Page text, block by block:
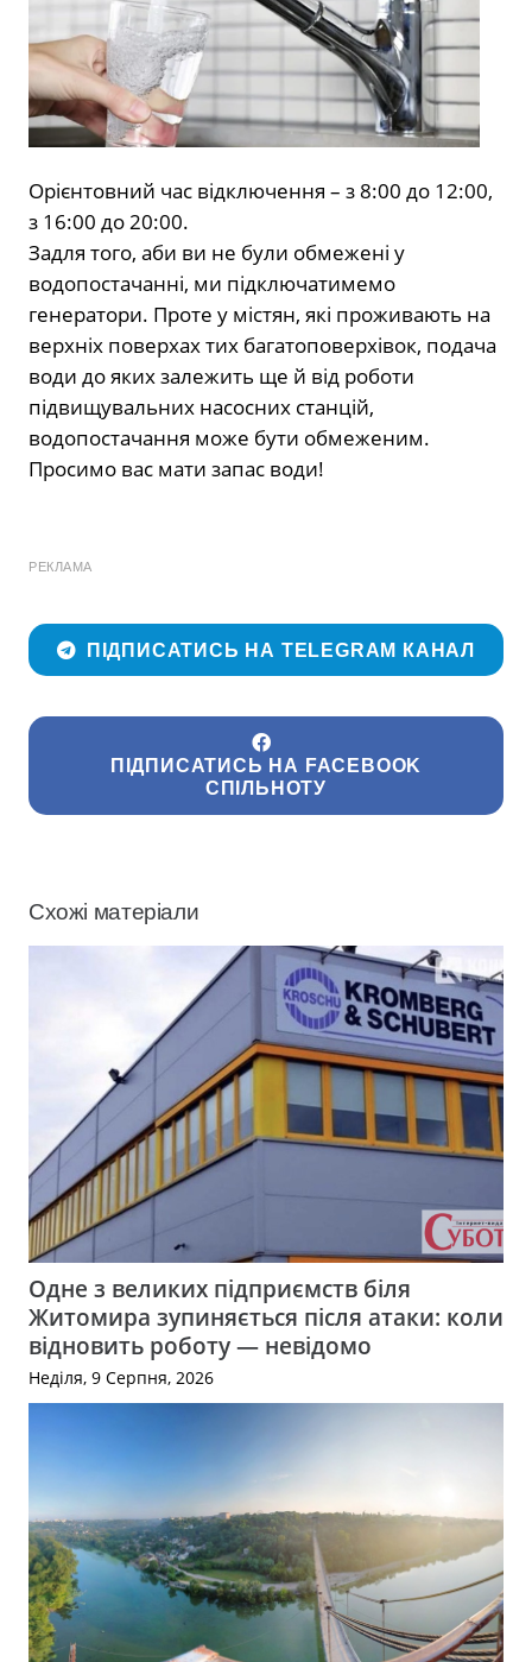
Орієнтовний час відключення – з 8:00 до 12:00,
з 16:00 до 20:00.
Задля того, аби ви не були обмежені у
водопостачанні, ми підключатимемо
генератори. Проте у містян, які проживають на
верхніх поверхах тих багатоповерхівок, подача
води до яких залежить ще й від роботи
підвищувальних насосних станцій,
водопостачання може бути обмеженим.
Просимо вас мати запас води!
РЕКЛАМА
ПІДПИСАТИСЬ НА TELEGRAM КАНАЛ
ПІДПИСАТИСЬ НА FACEBOOK
СПІЛЬНОТУ
Схожі матеріали
Одне з великих підприємств біля
Житомира зупиняється після атаки: коли
відновить роботу — невідомо
Неділя, 9 Серпня, 2026